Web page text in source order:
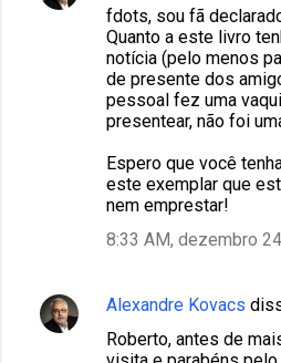
fdots, sou fã
Quanto a este livro
notícia (pelo menos
de presente dos
pessoal fez uma
presentear, não foi
Espero que você
este exemplar que
nem emprestar!
8:33 AM, dezembro
Alexandre Kovacs
Roberto, antes de